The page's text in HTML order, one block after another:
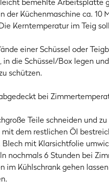
groß genug (mitEARL
DenCordierit-Steinheizt
steht, statt ihn direkt auf die
für Gasgrills.
Backofen platzieren und
gibt dem Stein einen letzten
Pizza 6-8 Minuten backen
der Küchenmaschine ca. 10
Kerntemperatur im Teig
einer Schüssel oder
in die Schüssel/Box legen
schützen.
bei
Teile schneiden und
dem restlichen Öl
Blech mit Klarsichtfolie
nochmals 6 Stunden bei
im Kühlschrank gehen